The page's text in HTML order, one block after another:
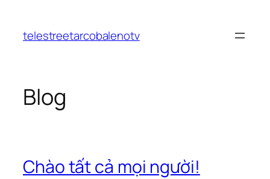
phầntelestreetarcobalenotv
Blog
Chào tất cả mọi người!